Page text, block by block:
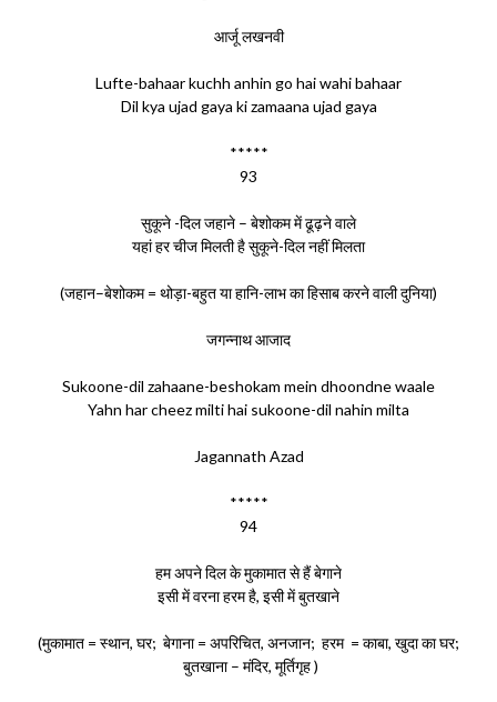
आर्जू लखनवी
Lufte-bahaar kuchh anhin go hai wahi bahaar
Dil kya ujad gaya ki zamaana ujad gaya
*****
93
सुकूने -दिल जहाने – बेशोकम में ढूढ़ने वाले
यहां हर चीज मिलती है सुकूने-दिल नहीं मिलता
(जहान–बेशोकम = थोड़ा-बहुत या हानि-लाभ का हिसाब करने वाली दुनिया)
जगन्नाथ आजाद
Sukoone-dil zahaane-beshokam mein dhoondne waale
Yahn har cheez milti hai sukoone-dil nahin milta
Jagannath Azad
*****
94
हम अपने दिल के मुकामात से हैं बेगाने
इसी में वरना हरम है, इसी में बुतखाने
(मुकामात = स्थान, घर; बेगाना = अपरिचित, अनजान; हरम = काबा, खुदा का घर;
बुतखाना – मंदिर, मूर्तिगृह )